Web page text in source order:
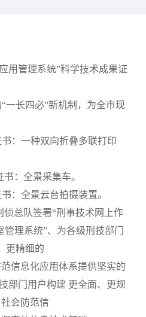
用管理系统”科学技术成果证
四必”新机制，为全市现
书：一种双向折叠多联打印
书：全景采集车。
：全景云台拍摄装置。
侦总队签署“刑事技术网上作
理系统”、为各级刑技部门
更精细的
息化应用体系提供坚实的
部门用户构建 更全面、更规
会防范信